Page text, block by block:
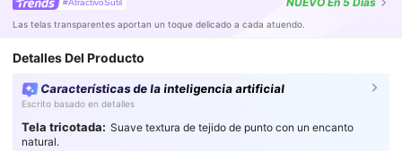
#AtractivoSutil
Las telas transparentes aportan un toque delicado a cada atuendo.
Detalles Del Producto
Características de la inteligencia artificial
Escrito basado en detalles
Tela tricotada: Suave textura de tejido de punto con un encanto
natural.